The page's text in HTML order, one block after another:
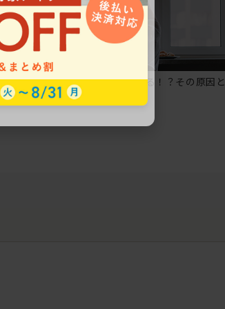
椅子に座っているのに疲れる！？その原因と
疲れにくいチェアの選び方